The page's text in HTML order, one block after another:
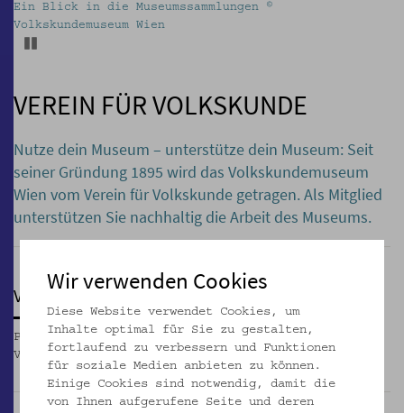
Ein Blick in die Museumssammlungen ©
Volkskundemuseum Wien
VEREIN FÜR VOLKSKUNDE
Nutze dein Museum – unterstütze dein Museum: Seit
seiner Gründung 1895 wird das Volkskundemuseum
Wien vom Verein für Volkskunde getragen. Als Mitglied
unterstützen Sie nachhaltig die Arbeit des Museums.
VEREINSMUSEUM
Positionierung des Volkskundemuseum Wien als
Vereinsmuseum
Wir verwenden Cookies
Diese Website verwendet Cookies, um
Inhalte optimal für Sie zu gestalten,
fortlaufend zu verbessern und Funktionen
für soziale Medien anbieten zu können.
Einige Cookies sind notwendig, damit die
von Ihnen aufgerufene Seite und deren